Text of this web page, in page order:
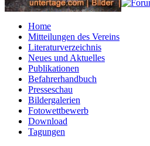
Home
Mitteilungen des Vereins
Literaturverzeichnis
Neues und Aktuelles
Publikationen
Befahrerhandbuch
Presseschau
Bildergalerien
Fotowettbewerb
Download
Tagungen